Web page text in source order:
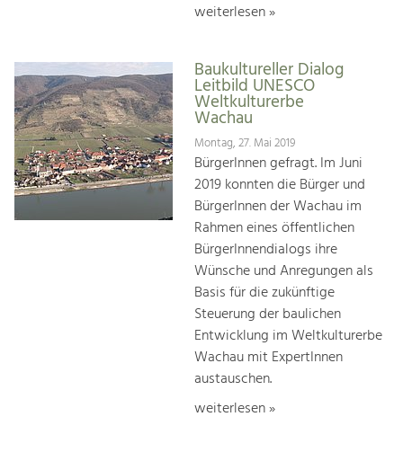
weiterlesen »
Baukultureller Dialog
Leitbild UNESCO
Weltkulturerbe
Wachau
Montag, 27. Mai 2019
BürgerInnen gefragt. Im Juni
2019 konnten die Bürger und
BürgerInnen der Wachau im
Rahmen eines öffentlichen
BürgerInnendialogs ihre
Wünsche und Anregungen als
Basis für die zukünftige
Steuerung der baulichen
Entwicklung im Weltkulturerbe
Wachau mit ExpertInnen
austauschen.
weiterlesen »